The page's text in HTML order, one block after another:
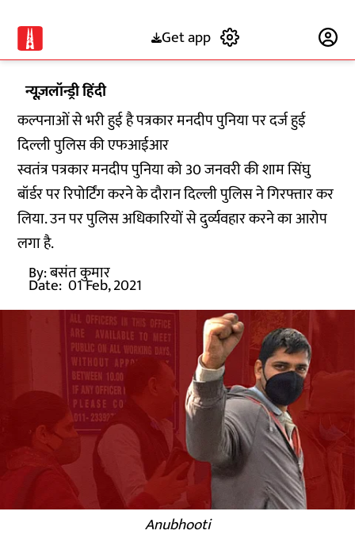
Get app
न्यूज़लॉन्ड्री हिंदी
कल्पनाओं से भरी हुई है पत्रकार मनदीप पुनिया पर दर्ज हुई
दिल्ली पुलिस की एफआईआर
स्वतंत्र पत्रकार मनदीप पुनिया को 30 जनवरी की शाम सिंघु
बॉर्डर पर रिपोर्टिंग करने के दौरान दिल्ली पुलिस ने गिरफ्तार कर
लिया. उन पर पुलिस अधिकारियों से दुर्व्यवहार करने का आरोप
लगा है.
By:बसंत कुमार
Date: 01 Feb, 2021
Anubhooti